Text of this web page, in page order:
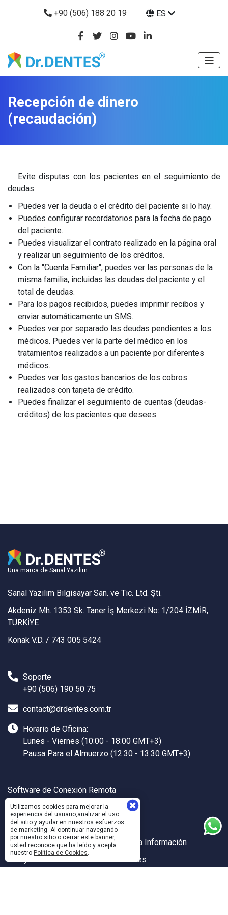
+90 (506) 188 20 19 ES
Recepción de dinero
(recaudación)
Evite disputas con los pacientes en el seguimiento de
deudas.
Puedes ver la deuda o el crédito del paciente si lo hay.
Puedes configurar recordatorios para la fecha de pago
del paciente.
Puedes visualizar el contrato realizado en la página oral
y realizar un seguimiento de los créditos.
Con la "Cuenta Familiar", puedes ver las personas de la
misma familia, incluidas las deudas del paciente y el
total de deudas.
Para los pagos recibidos, puedes imprimir recibos y
enviar automáticamente un SMS.
Puedes ver por separado las deudas pendientes a los
médicos. Puedes ver la parte del médico en los
tratamientos realizados a un paciente por diferentes
médicos.
Puedes ver los gastos bancarios de los cobros
realizados con tarjeta de crédito.
Puedes finalizar el seguimiento de cuentas (deudas-
créditos) de los pacientes que desees.
Una marca de Sanal Yazılım.
Sanal Yazılım Bilgisayar San. ve Tic. Ltd. Şti.
Akdeniz Mh. 1353 Sk. Taner İş Merkezi No: 1/204 İZMİR,
TÜRKİYE
Konak V.D. / 743 005 5424
Soporte
+90 (506) 190 50 75
contact@drdentes.com.tr
Horario de Oficina:
Lunes - Viernes (10:00 - 18:00 GMT+3)
Pausa Para el Almuerzo (12:30 - 13:30 GMT+3)
Software de Conexión Remota
Dr.DENTES Ayuda
Dr.DENTES API
Políticas de Calidad y Seguridad de la Información
Uso y Protección de Datos Personales
Utilizamos cookies para mejorar la
experiencia del usuario,analizar el uso
del sitio y ayudar en nuestros esfuerzos
de marketing. Al continuar navegando
por nuestro sitio o cerrar este banner,
usted reconoce que ha leído y acepta
nuestro Política de Cookies.